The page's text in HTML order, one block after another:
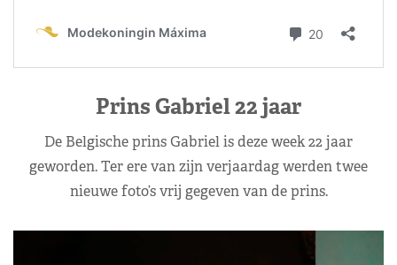
Prins Gabriel 22 jaar
De Belgische prins Gabriel is deze week 22 jaar
geworden. Ter ere van zijn verjaardag werden twee
nieuwe foto’s vrij gegeven van de prins.